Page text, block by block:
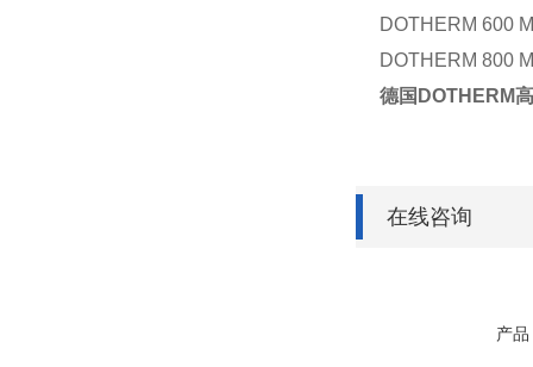
DOTHERM 600 M
DOTHERM 800 M
德国DOTHERM
在线咨询
产品